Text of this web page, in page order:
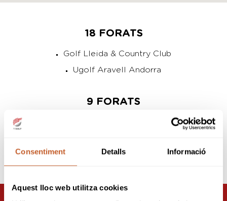
Consentiment Detalls Informació
Aquest lloc web utilitza cookies
18 FORATS
Golf Lleida & Country Club
Ugolf Aravell Andorra
9 FORATS
ALTRES CAMPS